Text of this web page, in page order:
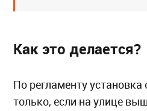
Как это делается?
По регламенту
только, если на улице